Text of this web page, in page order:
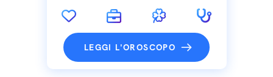
LEGGI L'OROSCOPO